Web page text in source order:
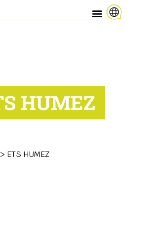
HUMEZ
> ETS HUMEZ